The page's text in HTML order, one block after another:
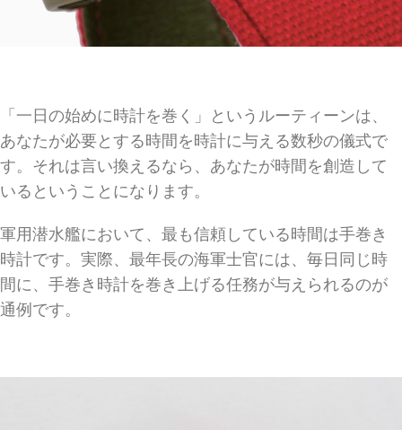
「一日の始めに時計を巻く」というルーティーンは、
あなたが必要とする時間を時計に与える数秒の儀式で
す。それは言い換えるなら、あなたが時間を創造して
いるということになります。
軍用潜水艦において、最も信頼している時間は手巻き
時計です。実際、最年長の海軍士官には、毎日同じ時
間に、手巻き時計を巻き上げる任務が与えられるのが
通例です。